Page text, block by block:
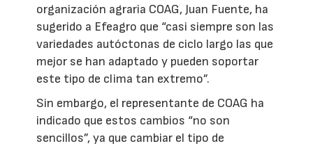
organización agraria COAG, Juan Fuente, ha
sugerido a Efeagro que “casi siempre son las
variedades autóctonas de ciclo largo las que
mejor se han adaptado y pueden soportar
este tipo de clima tan extremo”.
Sin embargo, el representante de COAG ha
indicado que estos cambios “no son
sencillos”, ya que cambiar el tipo de